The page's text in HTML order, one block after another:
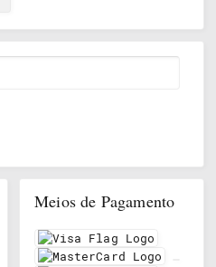
Meios de Pagamento